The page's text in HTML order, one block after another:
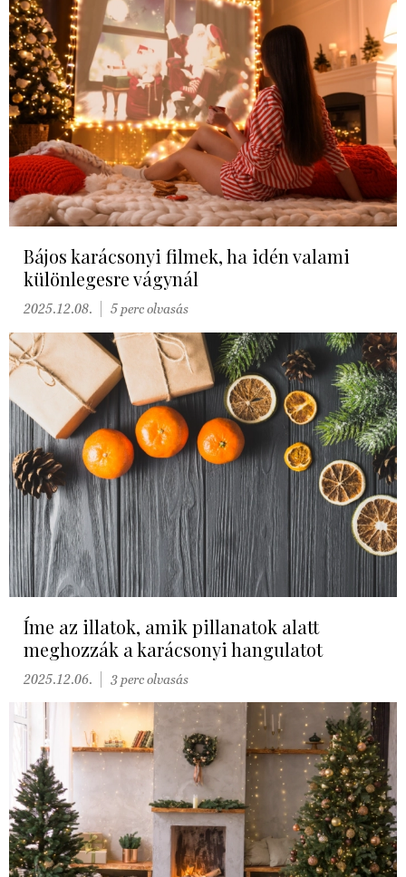
Bájos karácsonyi filmek, ha idén valami
különlegesre vágynál
2025.12.08. 5 perc olvasás
Íme az illatok, amik pillanatok alatt
meghozzák a karácsonyi hangulatot
2025.12.06. 3 perc olvasás